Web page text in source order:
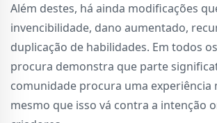
Além destes, há ainda modificações
invencibilidade, dano aumentado,
duplicação de habilidades. Em todos
procura demonstra que parte
comunidade procura uma experiência
mesmo que isso vá contra a intenção